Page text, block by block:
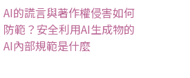
AI的謊言與著作權侵害如何
防範？安全利用AI生成物的
AI內部規範是什麼